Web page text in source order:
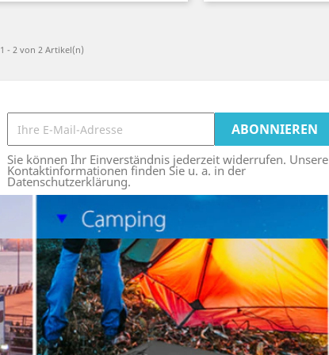
1 - 2 von 2 Artikel(n)
Sie können Ihr Einverständnis jederzeit widerrufen. Unsere
Kontaktinformationen finden Sie u. a. in der
Datenschutzerklärung.